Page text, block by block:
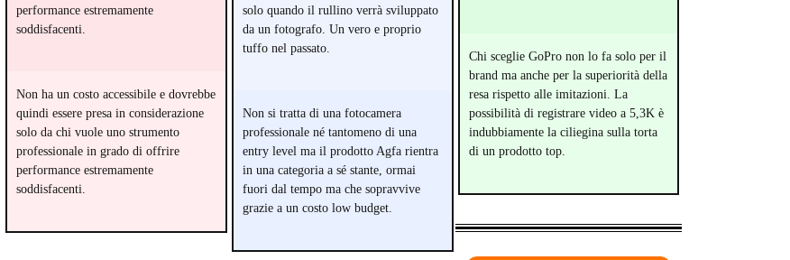
performance estremamente
soddisfacenti.
Non ha un costo accessibile e dovrebbe
quindi essere presa in considerazione
solo da chi vuole uno strumento
professionale in grado di offrire
performance estremamente
soddisfacenti.
solo quando il rullino verrà sviluppato
da un fotografo. Un vero e proprio
tuffo nel passato.
Non si tratta di una fotocamera
professionale né tantomeno di una
entry level ma il prodotto Agfa rientra
in una categoria a sé stante, ormai
fuori dal tempo ma che sopravvive
grazie a un costo low budget.
Chi sceglie GoPro non lo fa solo per il
brand ma anche per la superiorità della
resa rispetto alle imitazioni. La
possibilità di registrare video a 5,3K è
indubbiamente la ciliegina sulla torta
di un prodotto top.